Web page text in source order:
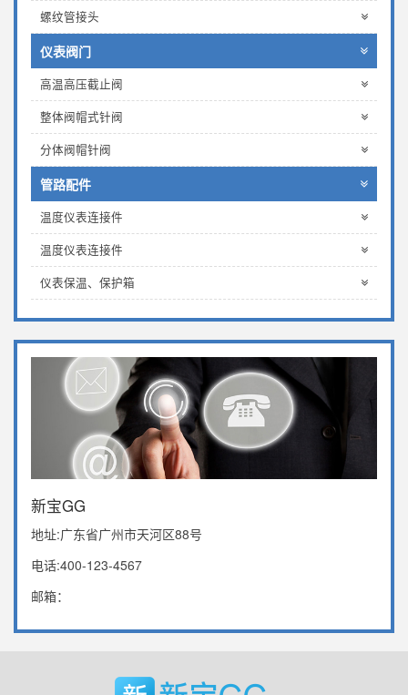
螺纹管接头
仪表阀门
高温高压截止阀
整体阀帽式针阀
分体阀帽针阀
管路配件
温度仪表连接件
温度仪表连接件
仪表保温、保护箱
新宝GG
地址:广东省广州市天河区88号
电话:400-123-4567
邮箱：